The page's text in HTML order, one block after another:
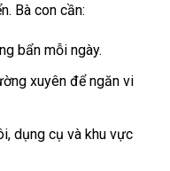
Bà con cần:
bẩn mỗi ngày.
xuyên để ngăn vi
dụng cụ và khu vực